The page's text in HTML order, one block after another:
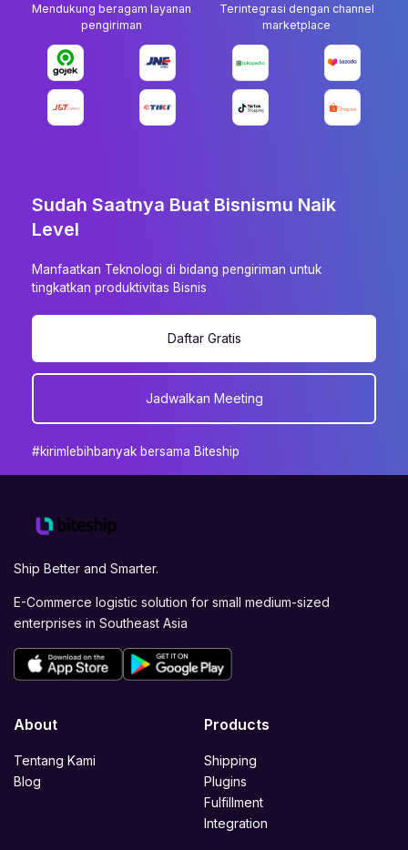
Mendukung beragam layanan
pengiriman
Terintegrasi dengan channel
marketplace
Sudah Saatnya Buat Bisnismu Naik
Level
Manfaatkan Teknologi di bidang pengiriman untuk
tingkatkan produktivitas Bisnis
Daftar Gratis
Jadwalkan Meeting
#kirimlebihbanyak bersama Biteship
Ship Better and Smarter.
E-Commerce logistic solution for small medium-sized
enterprises in Southeast Asia
About
Tentang Kami
Blog
Products
Shipping
Plugins
Fulfillment
Integration